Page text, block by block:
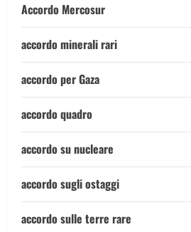
Accordo Mercosur
accordo minerali rari
accordo per Gaza
accordo quadro
accordo su nucleare
accordo sugli ostaggi
accordo sulle terre rare